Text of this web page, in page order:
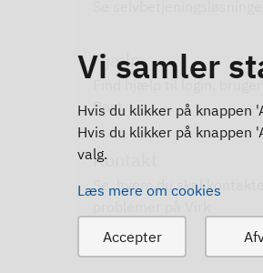
Vi samler
Hvis du klikker på
Hvis du klikker på
valg.
Læs mere om cookies
Accepter
Hjælp
Find hjælp til login,
Post
Kontakt
Se, hvem du skal